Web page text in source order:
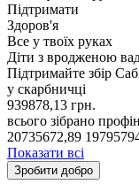
Підтримати
Здоров'я
Все у твоїх руках
Діти з вродженою
Підтримайте збір
у скарбничці
939878,13 грн.
всього зібрано
20735672,89
Показати всі
Зробити добро